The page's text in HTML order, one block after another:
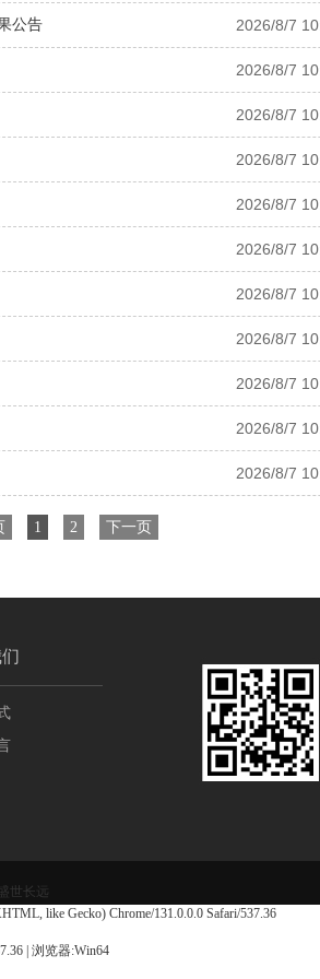
公告 2026/8/7
2026/8/7
2026/8/7
2026/8/7
2026/8/7
2026/8/7
2026/8/7
2026/8/7
2026/8/7
2026/8/7
2026/8/7
1 2 下一页
世长远
like Gecko) Chrome/131.0.0.0 Safari/537.36
| 浏览器:Win64